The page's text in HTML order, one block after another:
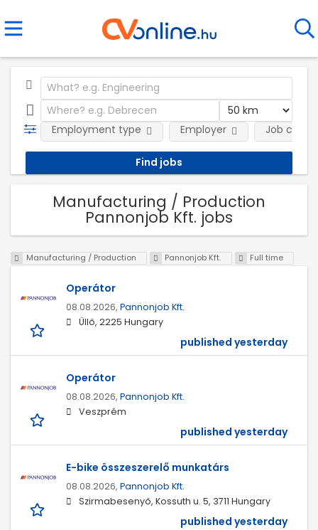
Employment type Employer Job
Manufacturing / Production
Pannonjob Kft. jobs
Manufacturing / Production Pannonjob Kft. Full time
Operátor
08.08.2026, Pannonjob Kft.
Üllő, 2225 Hungary
published yesterday
Operátor
08.08.2026, Pannonjob Kft.
Veszprém
published yesterday
E-bike összeszerelő munkatárs
08.08.2026, Pannonjob Kft.
Szirmabesenyő, Kossuth u. 5, 3711 Hungary
published yesterday